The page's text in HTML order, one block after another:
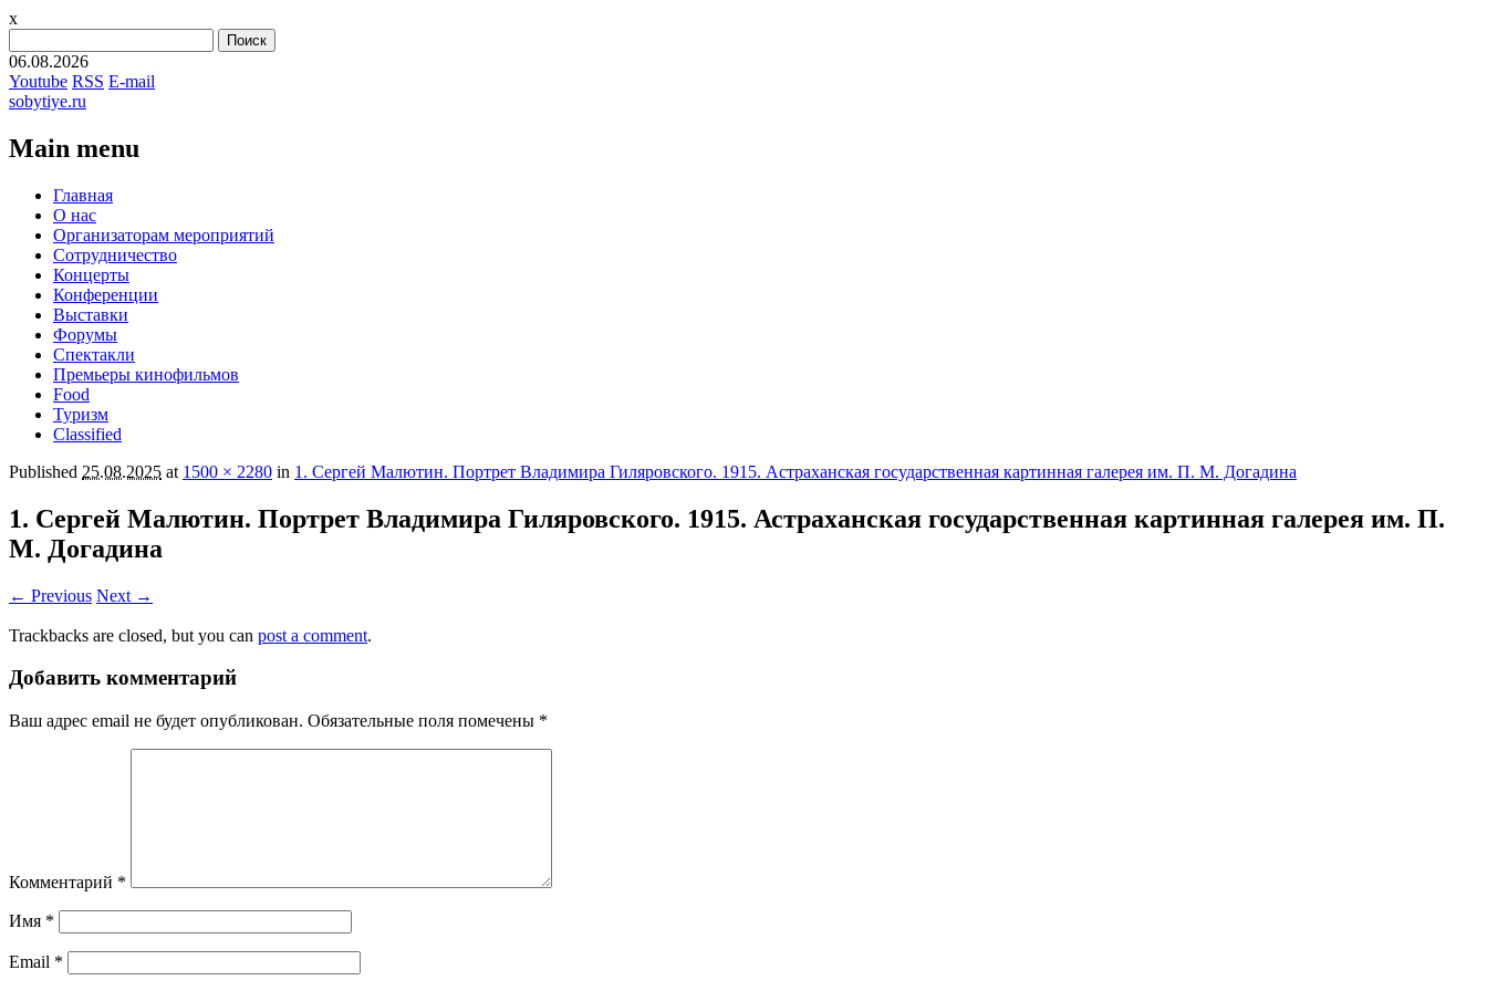
x
06.08.2026
Youtube RSS E-mail
sobytiye.ru
Main menu
Skip
content
Главная
О нас
Организаторам мероприятий
Сотрудничество
Концерты
Конференции
Выставки
Форумы
Спектакли
Премьеры кинофильмов
Food
Туризм
Сlassified
Published 25.08.2025 at 1500 × 2280 in 1. Сергей Малютин. Портрет Владимира Гиляровского. 1915. Астраханская государственная картинная галерея им. П. М. Догадина
1. Сергей Малютин. Портрет Владимира Гиляровского. 1915. Астраханская государственная картинная галерея им. П.
М. Догадина
← Previous Next →
Trackbacks are closed, but you can post a comment.
Добавить комментарий
Ваш адрес email не будет опубликован. Обязательные поля помечены *
Комментарий *
Имя *
Email *